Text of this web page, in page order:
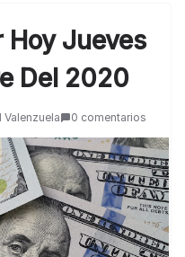
Hoy Jueves
Del 2020
Valenzuela 0 comentarios